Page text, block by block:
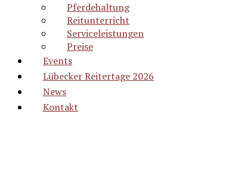
Pferdehaltung
Reitunterricht
Serviceleistungen
Preise
Events
Lübecker Reitertage 2026
News
Kontakt